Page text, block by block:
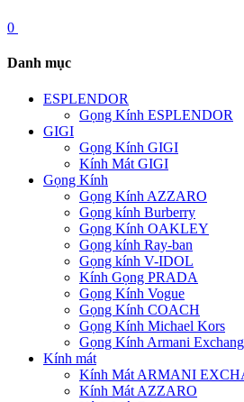
0
Danh mục
ESPLENDOR
Gọng Kính ESPLENDOR
GIGI
Gọng Kính GIGI
Kính Mát GIGI
Gọng Kính
Gọng Kính AZZARO
Gọng kính Burberry
Gọng Kính OAKLEY
Gọng kính Ray-ban
Gọng kính V-IDOL
Kính Gọng PRADA
Gọng Kính Vogue
Gọng Kính COACH
Gọng Kính Michael Kors
Gọng Kính Armani
Kính mát
Kính Mát ARMANI
Kính Mát AZZARO